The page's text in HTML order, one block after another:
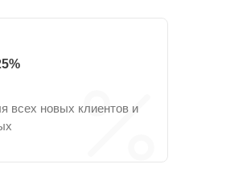
всех новых клиентов и